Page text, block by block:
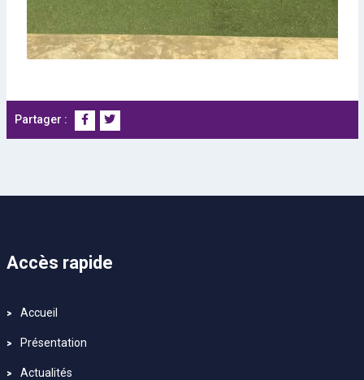
Partager :
Accès rapide
Accueil
Présentation
Actualités